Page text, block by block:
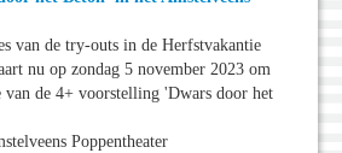
van de try-outs in de Herfstvakantie
nu op zondag 5 november 2023 om
van de 4+ voorstelling 'Dwars door het
Poppentheater